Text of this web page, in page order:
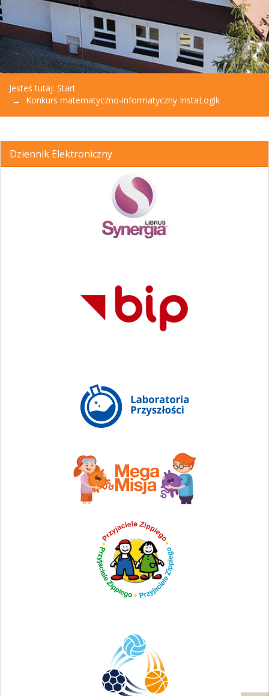
Jesteś tutaj: Start
Konkurs matematyczno-informatyczny InstaLogik
Dziennik Elektroniczny